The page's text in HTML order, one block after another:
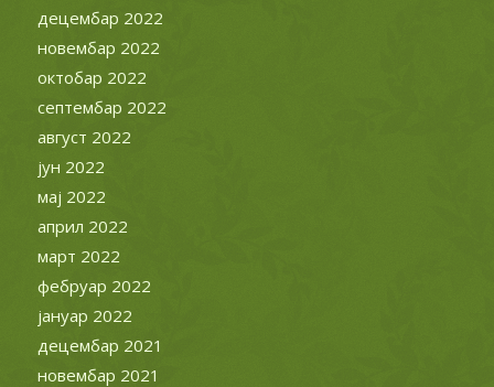
децембар 2022
новембар 2022
октобар 2022
септембар 2022
август 2022
јун 2022
мај 2022
април 2022
март 2022
фебруар 2022
јануар 2022
децембар 2021
новембар 2021